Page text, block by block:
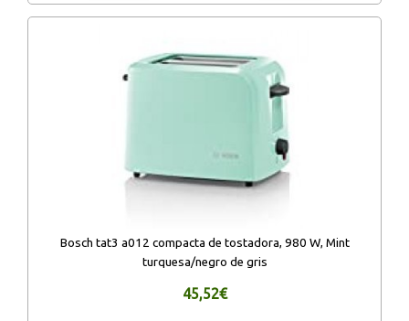
Bosch tat3 a012 compacta de tostadora, 980 W, Mint
turquesa/negro de gris
45,52€